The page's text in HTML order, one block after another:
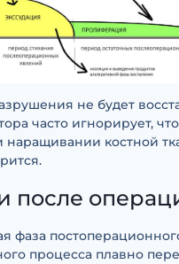
не будет
часто игнорирует,
наращивании костной
после
фаза
процесса плавно